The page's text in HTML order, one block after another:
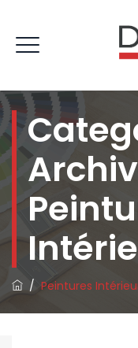
/Peintures